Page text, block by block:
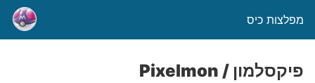
מפלצות כיס
פיקסלמון / Pixelmon